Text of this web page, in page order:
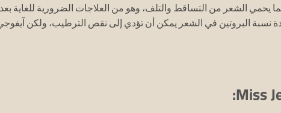
يحمي الشعر من التساقط والتلف، وهو من العلاجات الضرورية للغاية بعد
نسبة البروتين في الشعر يمكن أن تؤدي إلى نقص الترطيب، ولكن